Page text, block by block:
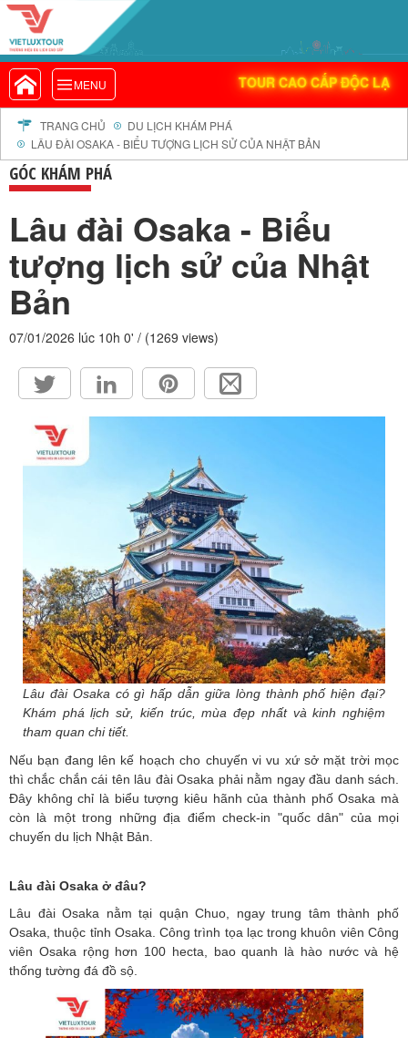
MENU TOUR CAO CẤP ĐỘC LẠ
VIETLUXTOUR.COM
TOUR CAO CẤP ĐỘC LẠ
TOUR TRONG NƯỚC
TOUR NƯỚC NGOÀI
TOUR KHỞI HÀNH TỪ HÀ NỘI
TOUR KHỞI HÀNH TỪ ĐÀ NẴNG
TOUR ĐOÀN - M.I.C.E
TOUR COMBO
DỊCH VỤ
GIỚI THIỆU
HỒ SƠ NĂNG LỰC
PROFILE EN
THƯ KHEN VIETLUXTOUR
HỘP THƯ GÓP Ý
PROFILE HƯỚNG DẪN VIÊN
TRANG CHỦ
DU LỊCH KHÁM PHÁ
LÂU ĐÀI OSAKA - BIỂU TƯỢNG LỊCH SỬ CỦA NHẬT BẢN
GÓC KHÁM PHÁ
Lâu đài Osaka - Biểu
tượng lịch sử của Nhật
Bản
07/01/2026 lúc 10h 0' / (1269 views)
Lâu đài Osaka có gì hấp dẫn giữa lòng thành phố hiện đại?
Khám phá lịch sử, kiến trúc, mùa đẹp nhất và kinh nghiệm
tham quan chi tiết.
Nếu bạn đang lên kế hoạch cho chuyến vi vu xứ sở mặt trời mọc
thì chắc chắn cái tên lâu đài Osaka phải nằm ngay đầu danh sách.
Đây không chỉ là biểu tượng kiêu hãnh của thành phố Osaka mà
còn là một trong những địa điểm check-in "quốc dân" của mọi
chuyến du lịch Nhật Bản.
Lâu đài Osaka ở đâu?
Lâu đài Osaka nằm tại quận Chuo, ngay trung tâm thành phố
Osaka, thuộc tỉnh Osaka. Công trình tọa lạc trong khuôn viên Công
viên Osaka rộng hơn 100 hecta, bao quanh là hào nước và hệ
thống tường đá đồ sộ.